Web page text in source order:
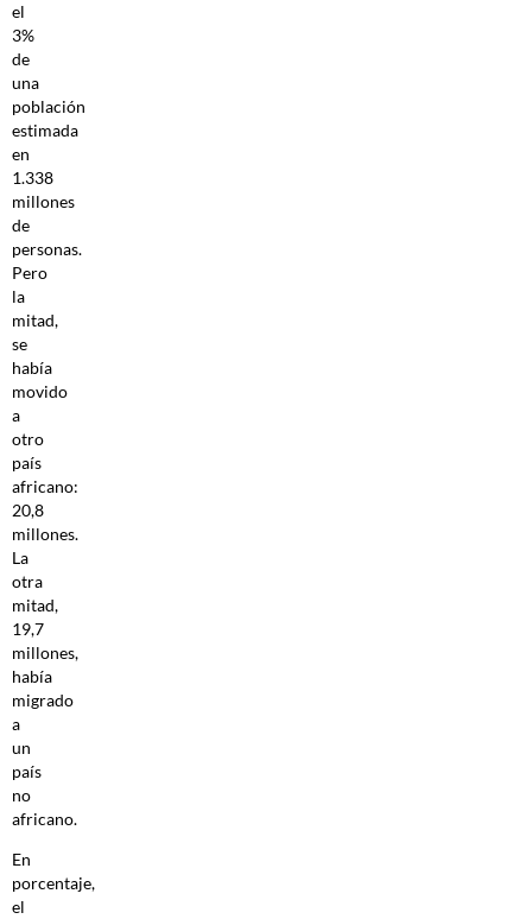
el
3%
de
una
población
estimada
en
1.338
millones
de
personas.
Pero
la
mitad,
se
había
movido
a
otro
país
africano:
20,8
millones.
La
otra
mitad,
19,7
millones,
había
migrado
a
un
país
no
africano.
En
porcentaje,
el